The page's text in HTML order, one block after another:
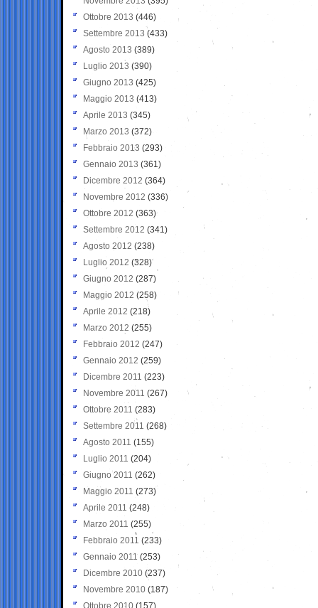
Ottobre 2013 (446)
Settembre 2013 (433)
Agosto 2013 (389)
Luglio 2013 (390)
Giugno 2013 (425)
Maggio 2013 (413)
Aprile 2013 (345)
Marzo 2013 (372)
Febbraio 2013 (293)
Gennaio 2013 (361)
Dicembre 2012 (364)
Novembre 2012 (336)
Ottobre 2012 (363)
Settembre 2012 (341)
Agosto 2012 (238)
Luglio 2012 (328)
Giugno 2012 (287)
Maggio 2012 (258)
Aprile 2012 (218)
Marzo 2012 (255)
Febbraio 2012 (247)
Gennaio 2012 (259)
Dicembre 2011 (223)
Novembre 2011 (267)
Ottobre 2011 (283)
Settembre 2011 (268)
Agosto 2011 (155)
Luglio 2011 (204)
Giugno 2011 (262)
Maggio 2011 (273)
Aprile 2011 (248)
Marzo 2011 (255)
Febbraio 2011 (233)
Gennaio 2011 (253)
Dicembre 2010 (237)
Novembre 2010 (187)
Ottobre 2010 (157)